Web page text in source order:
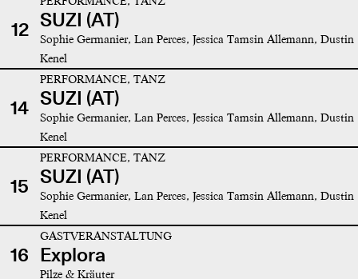
12 SUZI (AT)
Sophie Germanier, Lan Perces, Jessica Tamsin Allemann, Dustin
Kenel
14
PERFORMANCE, TANZ
SUZI (AT)
Sophie Germanier, Lan Perces, Jessica Tamsin Allemann, Dustin
Kenel
15
PERFORMANCE, TANZ
SUZI (AT)
Sophie Germanier, Lan Perces, Jessica Tamsin Allemann, Dustin
Kenel
16
GASTVERANSTALTUNG
Explora
Pilze & Kräuter